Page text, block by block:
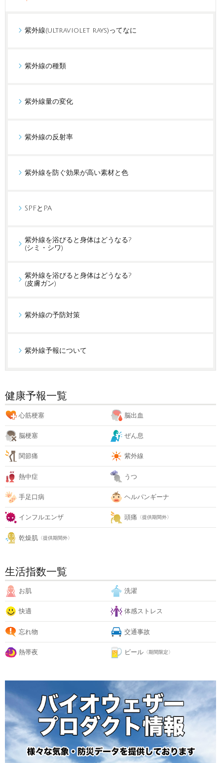
紫外線(ultraviolet rays)ってなに
紫外線の種類
紫外線量の変化
紫外線の反射率
紫外線を防ぐ効果が高い素材と色
SPFとPA
紫外線を浴びると身体はどうなる?
(シミ・シワ)
紫外線を浴びると身体はどうなる?
(皮膚ガン)
紫外線の予防対策
紫外線予報について
健康予報一覧
心筋梗塞 脳出血
脳梗塞 ぜん息
関節痛 紫外線
熱中症 うつ
手足口病 ヘルパンギーナ
インフルエンザ 頭痛 〈提供期間外〉
乾燥肌 〈提供期間外〉
生活指数一覧
お肌 洗濯
快適 体感ストレス
忘れ物 交通事故
熱帯夜 ビール 〈期間限定〉